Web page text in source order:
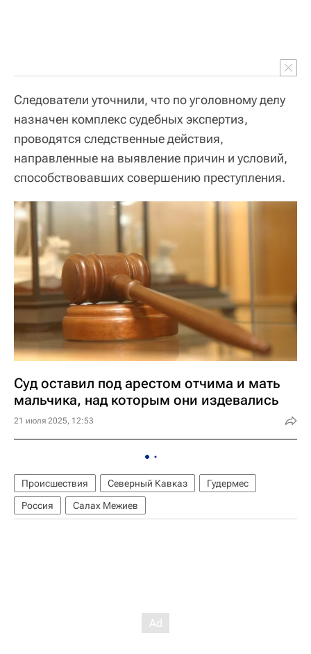
Следователи уточнили, что по уголовному делу
назначен комплекс судебных экспертиз,
проводятся следственные действия,
направленные на выявление причин и условий,
способствовавших совершению преступления.
Суд оставил под арестом отчима и мать
мальчика, над которым они издевались
21 июля 2025, 12:53
Происшествия Северный Кавказ
Гудермес
Россия
Салах Межиев